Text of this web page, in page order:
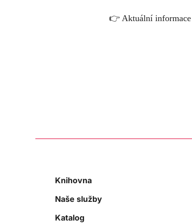
👉 Aktuální
Knihovna
Naše služby
Katalog